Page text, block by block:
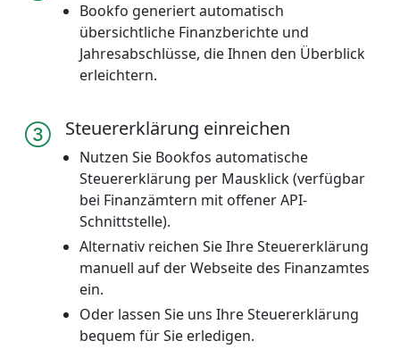
Bookfo generiert automatisch
übersichtliche Finanzberichte und
Jahresabschlüsse, die Ihnen den Überblick
erleichtern.
Steuererklärung einreichen
Nutzen Sie Bookfos automatische
Steuererklärung per Mausklick (verfügbar
bei Finanzämtern mit offener API-
Schnittstelle).
Alternativ reichen Sie Ihre Steuererklärung
manuell auf der Webseite des Finanzamtes
ein.
Oder lassen Sie uns Ihre Steuererklärung
bequem für Sie erledigen.